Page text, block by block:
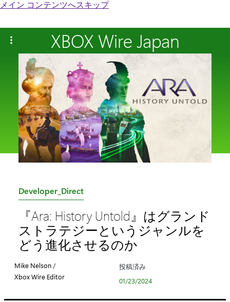
メイン コンテンツへスキップ
XBOX Wire Japan
カ
ゴ
リ
Developer_Direct
『Ara: History Untold』はグランド
ストラテジーというジャンルを
どう進化させるのか
Mike Nelson /
Xbox Wire Editor
投稿済み
01/23/2024